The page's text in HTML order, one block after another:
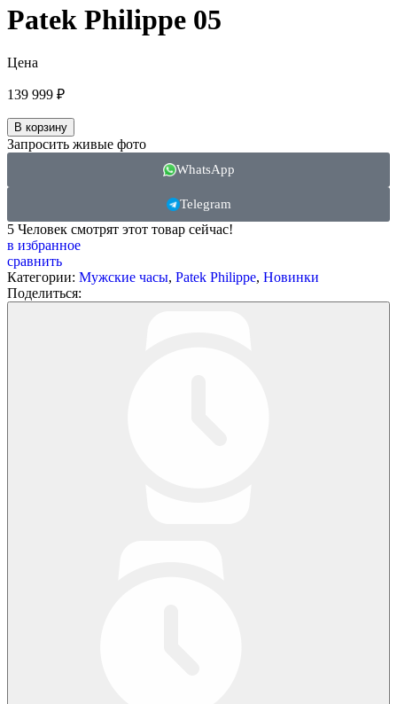
Patek Philippe 05
Цена
139 999 ₽
В корзину
Запросить живые фото
WhatsApp
Telegram
5 Человек смотрят этот товар сейчас!
в избранное
сравнить
Категории: Мужские часы, Patek Philippe, Новинки
Поделиться: